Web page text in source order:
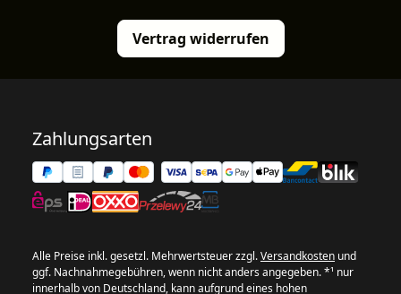
Vertrag widerrufen
Zahlungsarten
Alle Preise inkl. gesetzl. Mehrwertsteuer zzgl.Versandkosten und
ggf. Nachnahmegebühren, wenn nicht anders angegeben. *¹ nur
innerhalb von Deutschland, kann aufgrund eines hohen